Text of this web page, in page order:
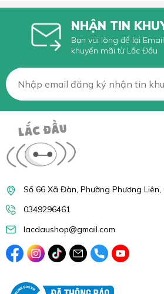
NHẬN TIN
Bạn vui lòng để lại
khuyến mãi từ Lắc Đầu
Số 66 Xã Đàn, Phường Phương
0349296461
lacdaushop@gmail.com